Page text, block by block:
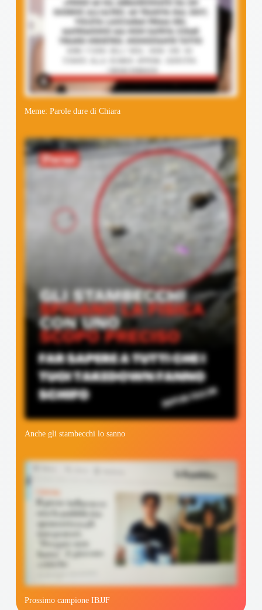
Meme: Parole dure di Chiara
Anche gli stambecchi lo sanno
Prossimo campione IBJJF